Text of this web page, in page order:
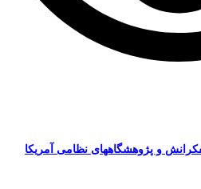
و پژوهشگاههای نظامی آمریکا